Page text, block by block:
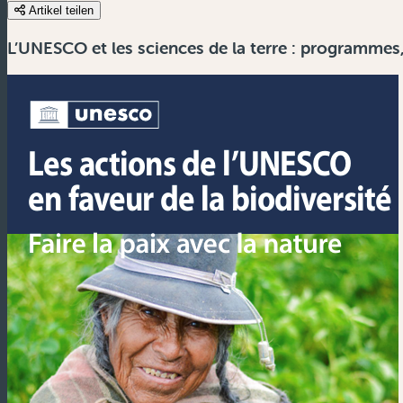
Artikel teilen
L’UNESCO et les sciences de la terre :